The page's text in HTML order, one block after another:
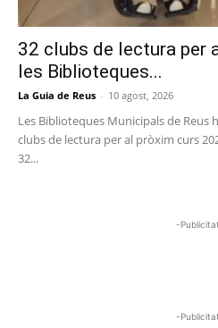
32 clubs de lectura per
les Biblioteques...
La Guia de Reus - 10 agost, 2026
Les Biblioteques Municipals de
clubs de lectura per al pròxim curs
32...
-
-